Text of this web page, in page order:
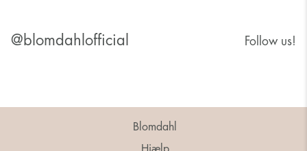
@blomdahlofficial Follow us!
Blomdahl